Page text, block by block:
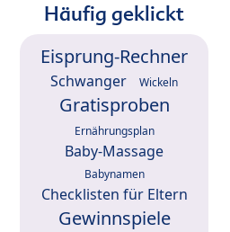
Häufig geklickt
Eisprung-Rechner
Schwanger Wickeln
Gratisproben
Ernährungsplan
Baby-Massage
Babynamen
Checklisten für Eltern
Gewinnspiele